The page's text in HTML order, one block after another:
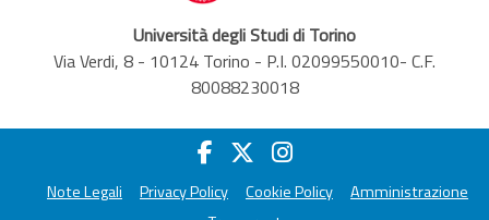
Università degli Studi di Torino
Via Verdi, 8 - 10124 Torino - P.I. 02099550010- C.F.
80088230018
Note Legali Privacy Policy Cookie Policy
Amministrazione